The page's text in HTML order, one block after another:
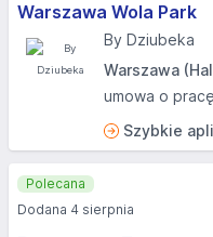
Warszawa Wola Park
By Dziubeka
Warszawa
umowa o pracę
Szybkie
Polecana
Dodana 4 sierpnia